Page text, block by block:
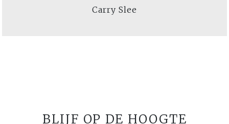
Carry Slee
BLIJF OP DE HOOGTE